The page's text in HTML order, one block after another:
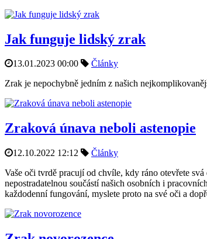
Jak funguje lidský zrak
13.01.2023 00:00
Články
Zrak je nepochybně jedním z našich
Zraková únava neboli astenopie
12.10.2022 12:12
Články
Vaše oči tvrdě pracují od chvíle, kdy ráno otevřete
nepostradatelnou součástí našich osobních i
každodenní fungování, myslete proto na své oči a